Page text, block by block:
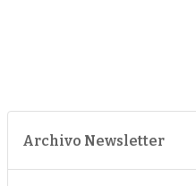
Archivo Newsletter